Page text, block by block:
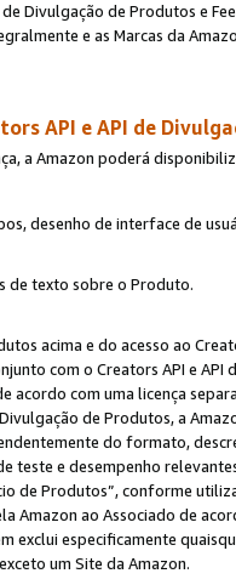
Divulgação de Produtos e
e as Marcas da
API e API de
a Amazon poderá
desenho de interface de
de texto sobre o Produto.
acima e do acesso ao
com o Creators API e
acordo com uma licença
de Produtos, a
do formato,
teste e desempenho
de Produtos”, conforme
ao Associado de
exclui especificamente
um Site da Amazon.